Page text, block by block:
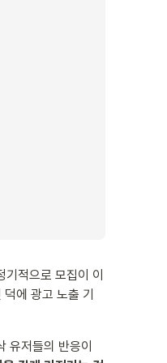
적으로 모집이 이
에 광고 노출 기
유저들의 반응이